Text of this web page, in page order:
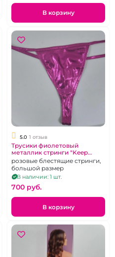
В корзину
5.0 1 отзыв
Трусики фиолетовый
металлик стринги "Keep
Away" XL
розовые блестящие стринги,
большой размер
В наличии: 1 шт.
700 pуб.
В корзину